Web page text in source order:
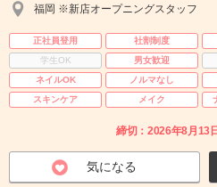
福岡 ※新店オープニングスタッフ
正社員登用 社割制度
学生OK
男女歓迎
ネイルOK
ノルマなし
スキンケア
メイク
締切：2026年8月13
気になる